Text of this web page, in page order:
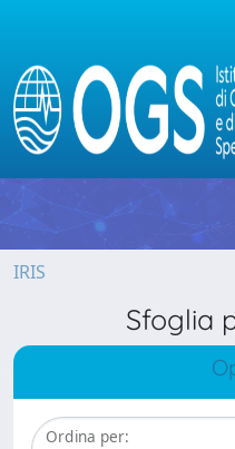
IRIS
Sfoglia
Ordina per: